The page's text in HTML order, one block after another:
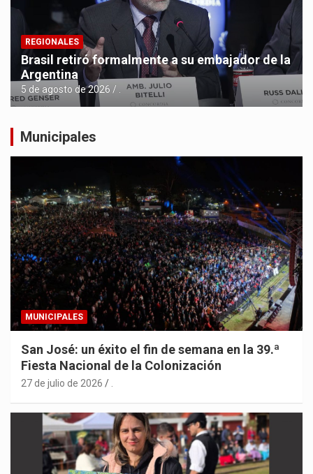
REGIONALES
Brasil retiró formalmente a su embajador de la
Argentina
5 de agosto de 2026
Municipales
MUNICIPALES
San José: un éxito el fin de semana en la 39.ª
Fiesta Nacional de la Colonización
27 de julio de 2026 .